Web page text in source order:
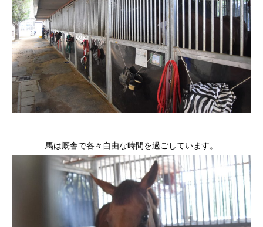
馬は厩舎で各々自由な時間を過ごしています。